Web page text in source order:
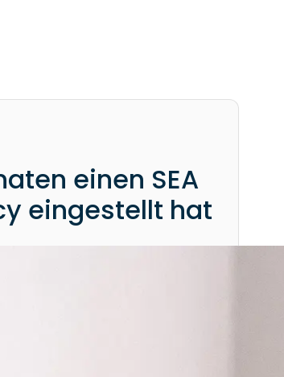
einen SEA
eingestellt hat